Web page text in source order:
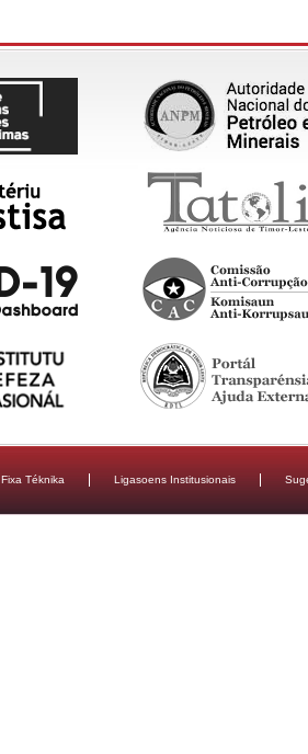
Fixa Téknika Ligasoens Institusionais